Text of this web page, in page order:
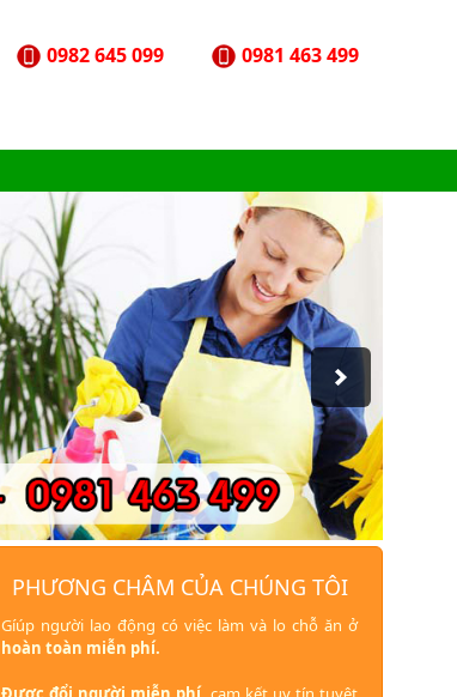
0981 463 499
0982 645 099
PHƯƠNG CHÂM CỦA CHÚNG TÔI
Gíúp người lao động có việc làm và lo chỗ ăn ở
hoàn toàn miễn phí.